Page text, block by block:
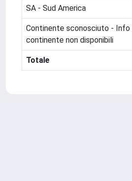
SA - Sud America
Continente sconosciuto - Info
continente non disponibili
Totale